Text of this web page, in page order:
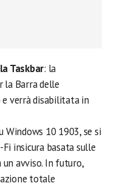
Taskbar: la
la Barra delle
verrà disabilitata in
Windows 10 1903, se si
insicura basata sulle
un avviso. In futuro,
totale